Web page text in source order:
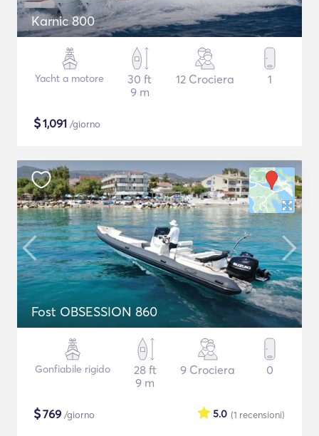
Karnic 800
Yacht a motore
30 ft
9 m
12 Crociera 1
$1,091 /giorno
Fost OBSESSION 860
Gonfiabile rigido
28 ft
9 m
9 Crociera 0
$769 /giorno (1 recensioni)
5.0